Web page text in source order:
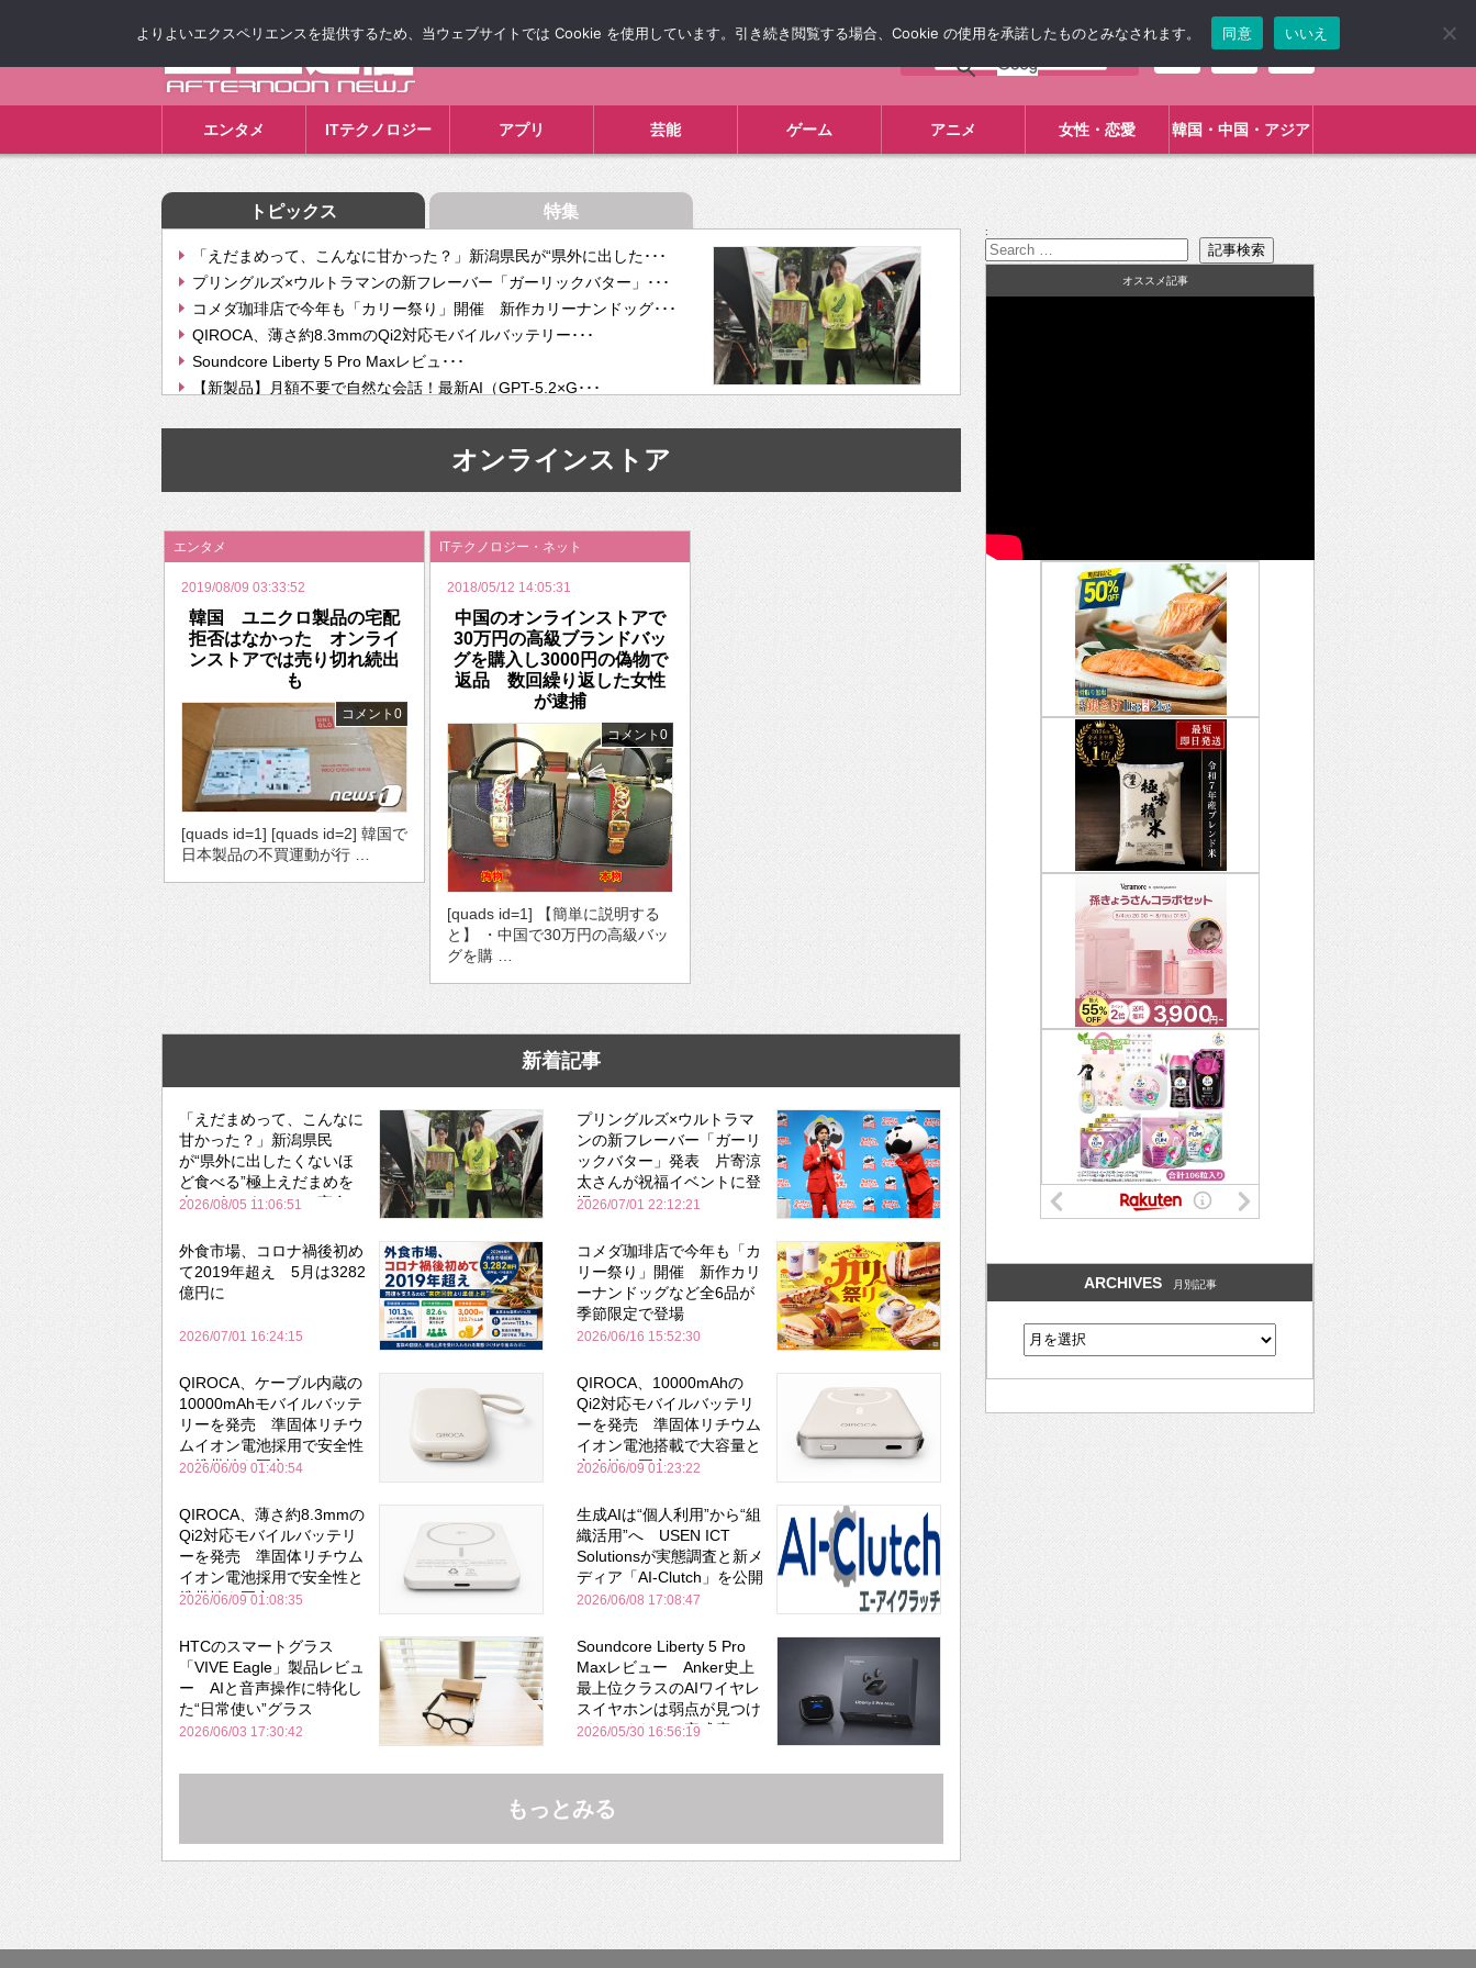
エンタメ ITテクノロジー アプリ 芸能 ゲーム アニメ 女性・恋愛 韓国・中国・アジア
トピックス 特集
「えだまめって、こんなに甘かった？」新潟県民が“県外に出した･･･
プリングルズ×ウルトラマンの新フレーバー「ガーリックバター」･･･
コメダ珈琲店で今年も「カリー祭り」開催 新作カリーナンドッグ･･･
QIROCA、薄さ約8.3mmのQi2対応モバイルバッテリー･･･
Soundcore Liberty 5 Pro Maxレビュ･･･
【新製品】月額不要で自然な会話！最新AI（GPT-5.2×G･･･
【次世代の没入感と生産性】VITURE Luma Ultra･･･
挫折率8割の壁をAIで突破。ジャストシステム、”自分が今話し･･･
2026年のバレンタインは「自分で作って、想いを渡す」 TE･･･
オンラインストア
エンタメ
2019/08/09 03:33:52
韓国 ユニクロ製品の宅配
拒否はなかった オンライ
ンストアでは売り切れ続出
も
コメント0
[quads id=1] [quads id=2] 韓国で
日本製品の不買運動が行 …
ITテクノロジー・ネット
2018/05/12 14:05:31
中国のオンラインストアで
30万円の高級ブランドバッ
グを購入し3000円の偽物で
返品 数回繰り返した女性
が逮捕
コメント0
[quads id=1] 【簡単に説明する
と】 ・中国で30万円の高級バッ
グを購 …
新着記事
「えだまめって、こんなに
甘かった？」新潟県民
が“県外に出したくないほ
ど食べる”極上えだまめを
森のビアガーデンで実食
2026/08/05 11:06:51
プリングルズ×ウルトラマ
ンの新フレーバー「ガーリ
ックバター」発表 片寄涼
太さんが祝福イベントに登
場
2026/07/01 22:12:21
外食市場、コロナ禍後初め
て2019年超え 5月は3282
億円に
2026/07/01 16:24:15
コメダ珈琲店で今年も「カ
リー祭り」開催 新作カリ
ーナンドッグなど全6品が
季節限定で登場
2026/06/16 15:52:30
QIROCA、ケーブル内蔵の
10000mAhモバイルバッテ
リーを発売 準固体リチウ
ムイオン電池採用で安全性
と携帯性を両立
2026/06/09 01:40:54
QIROCA、10000mAhの
Qi2対応モバイルバッテリ
ーを発売 準固体リチウム
イオン電池搭載で大容量と
安全性を両立
2026/06/09 01:23:22
QIROCA、薄さ約8.3mmの
Qi2対応モバイルバッテリ
ーを発売 準固体リチウム
イオン電池採用で安全性と
携帯性を両立
2026/06/09 01:08:35
生成AIは“個人利用”から“組
織活用”へ USEN ICT
Solutionsが実態調査と新メ
ディア「AI-Clutch」を公開
2026/06/08 17:08:47
HTCのスマートグラス
「VIVE Eagle」製品レビュ
ー AIと音声操作に特化し
た“日常使い”グラス
2026/06/03 17:30:42
Soundcore Liberty 5 Pro
Maxレビュー Anker史上
最上位クラスのAIワイヤレ
スイヤホンは弱点が見つけ
づらいくらいの完成度にび
Bose並み
2026/05/30 16:56:19
もっとみる
:
オススメ記事
ARCHIVES 月別記事
よりよいエクスペリエンスを提供するため、当ウェブサイトでは Cookie を使用しています。引き続き閲覧する場合、Cookie の使用を承諾したものとみなされます。 同意 いいえ